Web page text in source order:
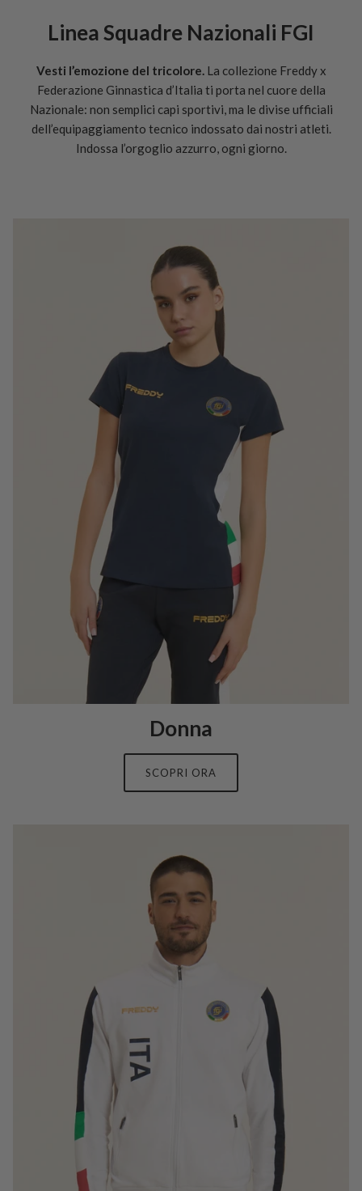
Linea Squadre Nazionali FGI
Vesti l’emozione del tricolore.La collezione Freddy x
Federazione Ginnastica d’Italia ti porta nel cuore della
Nazionale: non semplici capi sportivi, ma le divise ufficiali
dell’equipaggiamento tecnico indossato dai nostri atleti.
Indossa l’orgoglio azzurro, ogni giorno.
Donna
SCOPRI ORA